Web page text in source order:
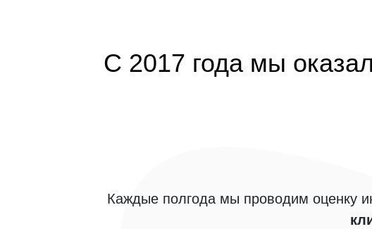
С 2017 года мы
Каждые полгода мы проводим оценку